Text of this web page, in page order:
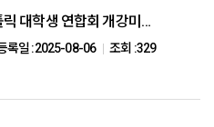
2025년 2학기 광주대교구 가톨릭 대학생 연합회 개강미사 안내
록일 :2025-08-06 조회 :329